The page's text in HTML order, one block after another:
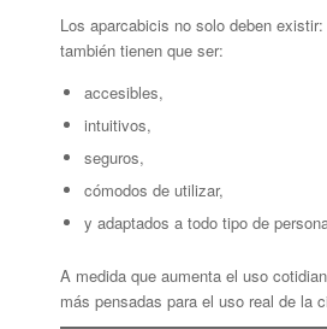
Los aparcabicis no solo deben existir:
también tienen que ser:
accesibles,
intuitivos,
seguros,
cómodos de utilizar,
y adaptados a todo tipo de
A medida que aumenta el uso
más pensadas para el uso real de la